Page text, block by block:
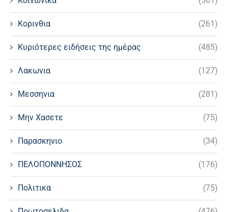
Κορινθια (261)
Κυριότερες ειδήσεις της ημέρας (485)
Λακωνια (127)
Μεσσηνια (281)
Μην Χασετε (75)
Παρασκηνιο (34)
ΠΕΛΟΠΟΝΝΗΣΟΣ (176)
Πολιτικα (75)